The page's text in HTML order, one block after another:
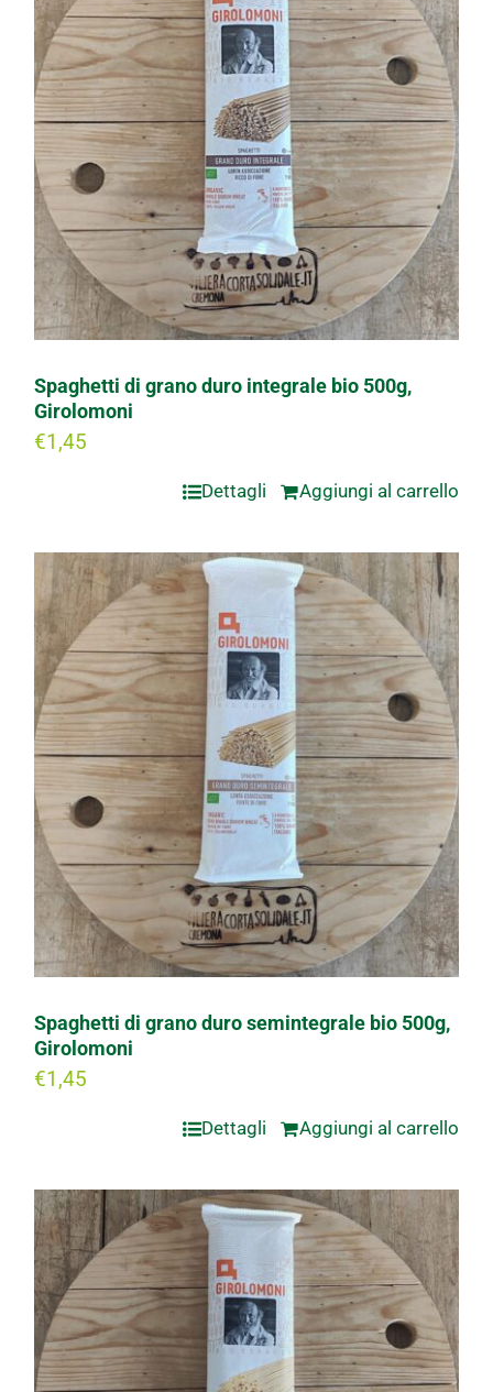
Spaghetti di grano duro integrale bio 500g,
Girolomoni
€1,45
Aggiungi al carrello
Dettagli
Spaghetti di grano duro semintegrale bio 500g,
Girolomoni
€1,45
Aggiungi al carrello
Dettagli